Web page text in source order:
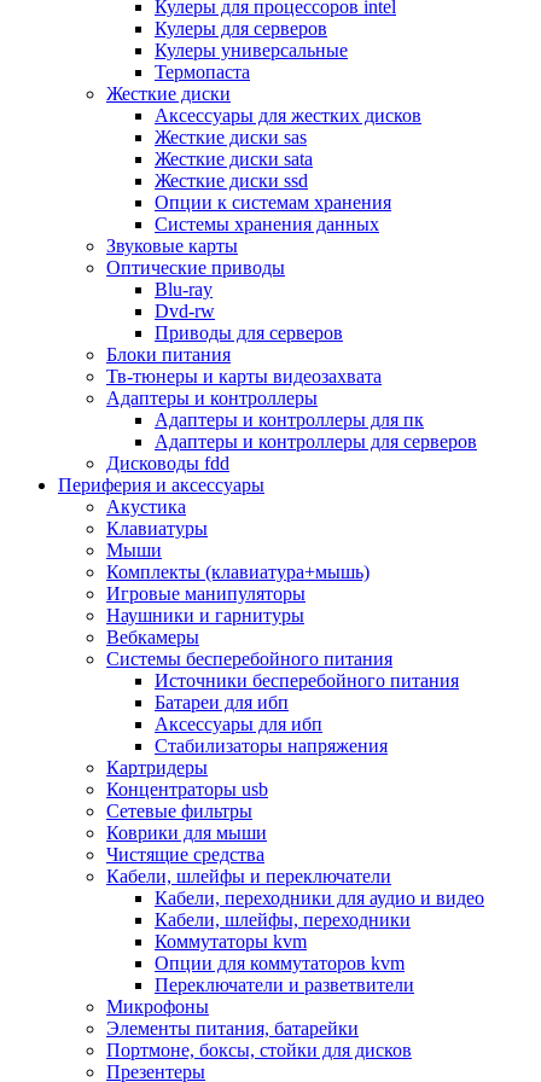
Микрофоны
Элементы питания, батарейки
Портмоне, боксы, стойки для дисков
Презентеры
Виртуальные очки
Аксессуары и опции для ноутбуков
Клавиатуры для ноутбуков
Сумки
Адаптеры и зарядные устройства
Подставки
Док станции, порт репликаторы
Батареи
Разное
Носители информации
Внешние жесткие диски
Карты памяти
Оптические носители
Blu-ray
Cd-r
Cd-rw
Dvd-r
Dvdrw
Серверы
Программное обеспечение
Операционные системы
Антивирусное по
Офисные приложения
Неттопы, тонкие клиенты, платформы nuc
Микрокомпьютеры
Опции для компьютеров
Бытовая техника
Кухонная техника
Блендеры, измельчители
Блинницы
Вакуумные упаковщики
Весы кухонные
Гриль
Дистилляторы
Йогуртницы
Кофеварки и кофемашины
Кофемолки
Кухонные комбайны
Ломтерезки
Микроволновые печи
Миксеры
Мини-печи
Мойки
Мультиварки
Кулеры для процессоров intel
Кулеры для серверов
Кулеры универсальные
Термопаста
Жесткие диски
Аксессуары для жестких дисков
Жесткие диски sas
Жесткие диски sata
Жесткие диски ssd
Опции к системам хранения
Системы хранения данных
Звуковые карты
Оптические приводы
Blu-ray
Dvd-rw
Приводы для серверов
Блоки питания
Тв-тюнеры и карты видеозахвата
Адаптеры и контроллеры
Адаптеры и контроллеры для пк
Адаптеры и контроллеры для серверов
Дисководы fdd
Периферия и аксессуары
Акустика
Клавиатуры
Мыши
Комплекты (клавиатура+мышь)
Игровые манипуляторы
Наушники и гарнитуры
Вебкамеры
Системы бесперебойного питания
Источники бесперебойного питания
Батареи для ибп
Аксессуары для ибп
Стабилизаторы напряжения
Картридеры
Концентраторы usb
Сетевые фильтры
Коврики для мыши
Чистящие средства
Кабели, шлейфы и переключатели
Кабели, переходники для аудио и видео
Кабели, шлейфы, переходники
Коммутаторы kvm
Опции для коммутаторов kvm
Переключатели и разветвители
Микрофоны
Элементы питания, батарейки
Портмоне, боксы, стойки для дисков
Презентеры